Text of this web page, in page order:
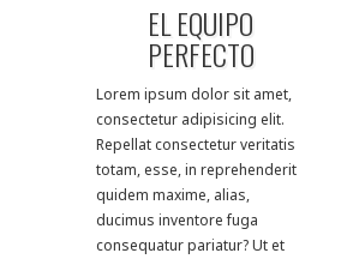
EL EQUIPO
PERFECTO
Lorem ipsum dolor sit amet,
consectetur adipisicing elit.
Repellat consectetur veritatis
totam, esse, in reprehenderit
quidem maxime, alias,
ducimus inventore fuga
consequatur pariatur? Ut et